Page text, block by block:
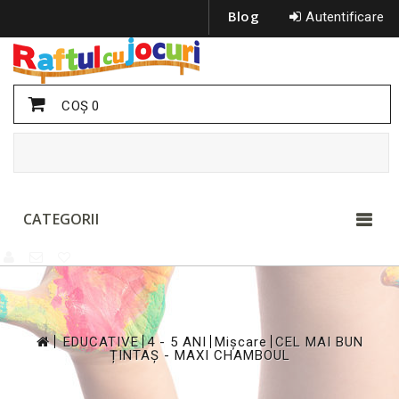
Autentificare
Blog
COŞ0
CATEGORII
>
EDUCATIVE
>
4 - 5 ANI
Mișcare CEL MAI BUN
ȚINTAȘ - MAXI CHAMBOUL